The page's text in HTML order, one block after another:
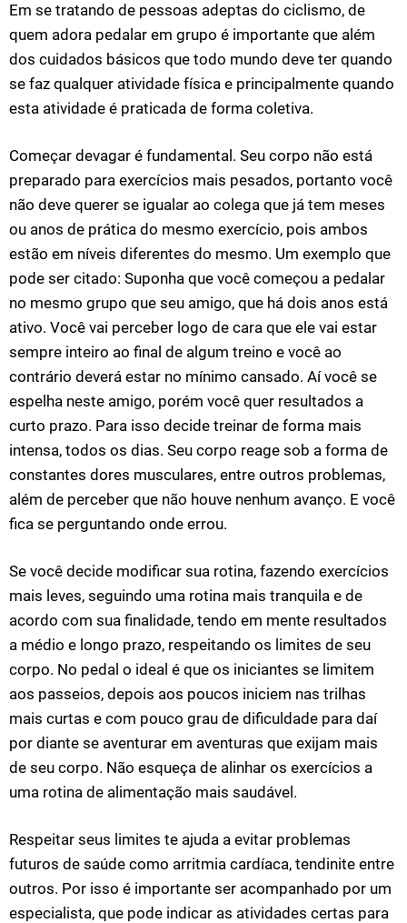
Em se tratando de pessoas adeptas do ciclismo, de
quem adora pedalar em grupo é importante que além
dos cuidados básicos que todo mundo deve ter quando
se faz qualquer atividade física e principalmente quando
esta atividade é praticada de forma coletiva.
Começar devagar é fundamental. Seu corpo não está
preparado para exercícios mais pesados, portanto você
não deve querer se igualar ao colega que já tem meses
ou anos de prática do mesmo exercício, pois ambos
estão em níveis diferentes do mesmo. Um exemplo que
pode ser citado: Suponha que você começou a pedalar
no mesmo grupo que seu amigo, que há dois anos está
ativo. Você vai perceber logo de cara que ele vai estar
sempre inteiro ao final de algum treino e você ao
contrário deverá estar no mínimo cansado. Aí você se
espelha neste amigo, porém você quer resultados a
curto prazo. Para isso decide treinar de forma mais
intensa, todos os dias. Seu corpo reage sob a forma de
constantes dores musculares, entre outros problemas,
além de perceber que não houve nenhum avanço. E você
fica se perguntando onde errou.
Se você decide modificar sua rotina, fazendo exercícios
mais leves, seguindo uma rotina mais tranquila e de
acordo com sua finalidade, tendo em mente resultados
a médio e longo prazo, respeitando os limites de seu
corpo. No pedal o ideal é que os iniciantes se limitem
aos passeios, depois aos poucos iniciem nas trilhas
mais curtas e com pouco grau de dificuldade para daí
por diante se aventurar em aventuras que exijam mais
de seu corpo. Não esqueça de alinhar os exercícios a
uma rotina de alimentação mais saudável.
Respeitar seus limites te ajuda a evitar problemas
futuros de saúde como arritmia cardíaca, tendinite entre
outros. Por isso é importante ser acompanhado por um
especialista, que pode indicar as atividades certas para